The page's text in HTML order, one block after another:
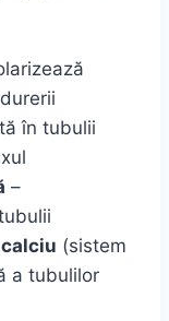
în tubulii
–
(sistem
a tubulilor